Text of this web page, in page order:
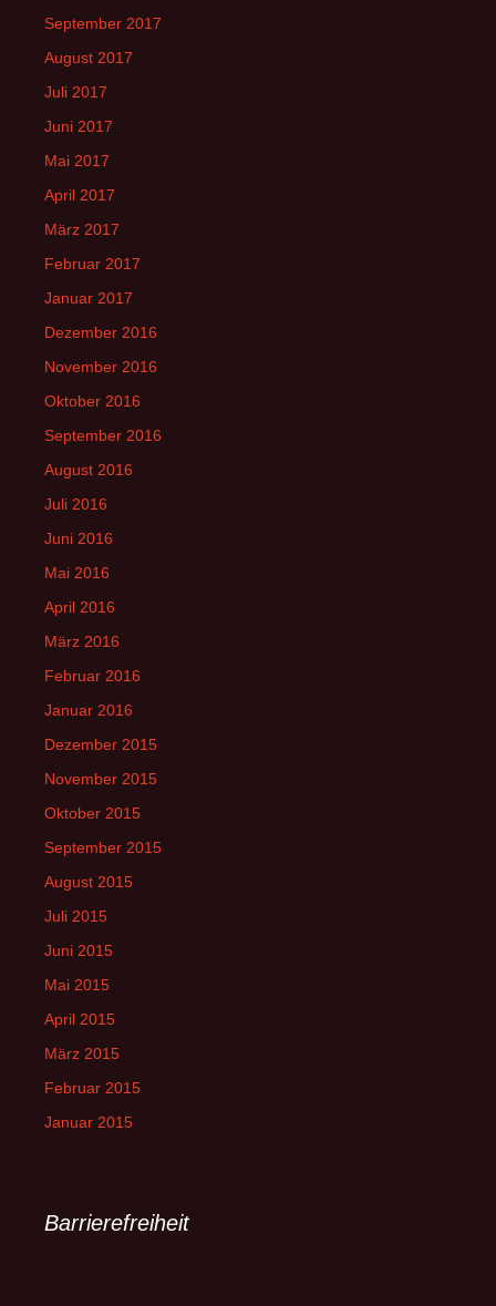
September 2017
August 2017
Juli 2017
Juni 2017
Mai 2017
April 2017
März 2017
Februar 2017
Januar 2017
Dezember 2016
November 2016
Oktober 2016
September 2016
August 2016
Juli 2016
Juni 2016
Mai 2016
April 2016
März 2016
Februar 2016
Januar 2016
Dezember 2015
November 2015
Oktober 2015
September 2015
August 2015
Juli 2015
Juni 2015
Mai 2015
April 2015
März 2015
Februar 2015
Januar 2015
Barrierefreiheit